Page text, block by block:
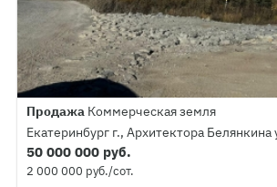
Продажа Коммерческая земля
Екатеринбург г., Архитектора Белянкина
50 000 000 руб.
2 000 000 руб./сот.